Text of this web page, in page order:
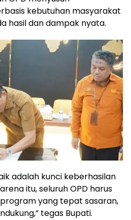
kebutuhan masyarakat
hasil dan dampak nyata.
adalah kunci keberhasilan
itu, seluruh OPD harus
yang tepat sasaran,
tegas Bupati.